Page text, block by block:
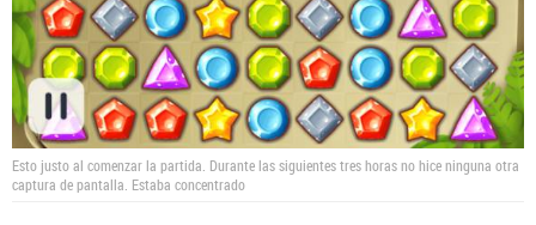
Esto justo al comenzar la partida. Durante las siguientes tres horas no hice ninguna otra
captura de pantalla. Estaba concentrado